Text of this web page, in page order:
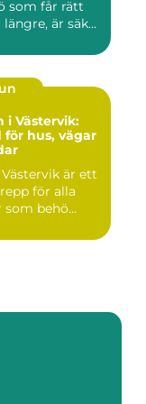
som får rätt
är säk...
i Västervik:
hus, vägar
är ett
för alla
behö...